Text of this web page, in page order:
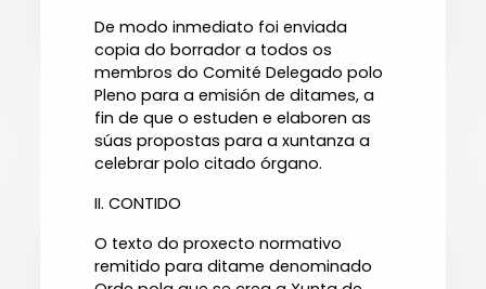
De modo inmediato foi enviada
copia do borrador a todos os
membros do Comité Delegado polo
Pleno para a emisión de ditames, a
fin de que o estuden e elaboren as
súas propostas para a xuntanza a
celebrar polo citado órgano.
II. CONTIDO
O texto do proxecto normativo
remitido para ditame denominado